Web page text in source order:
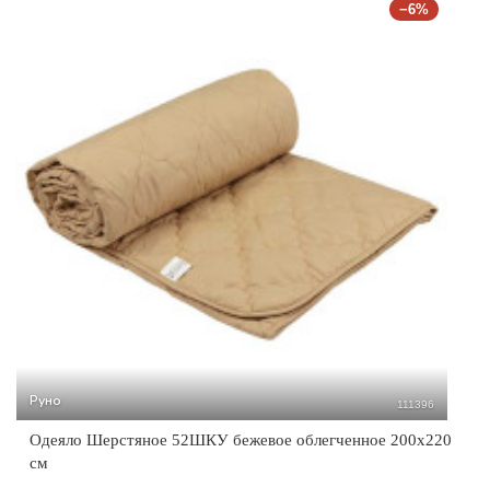
−6%
Руно 111396
Одеяло Шерстяное 52ШКУ бежевое облегченное 200х220
см